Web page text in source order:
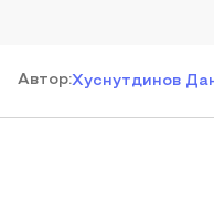
Автор:Хуснутдинов